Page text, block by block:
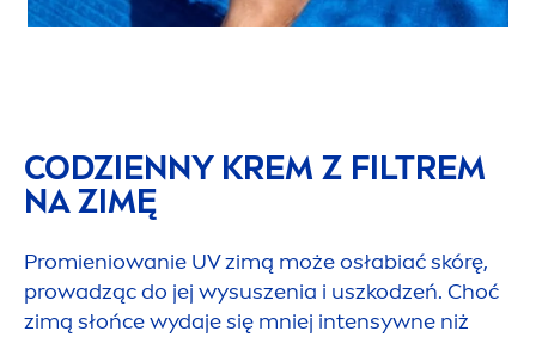
CODZIENNY KREM Z FILTREM
NA ZIMĘ
Promieniowanie UV zimą może osłabiać skórę,
prowadząc do jej wysuszenia i uszkodzeń. Choć
zimą słońce wydaje się mniej intensywne niż